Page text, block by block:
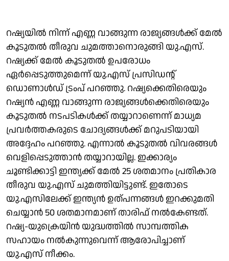
റഷ്യയില്‍ നിന്ന് എണ്ണ വാങ്ങുന്ന രാജ്യങ്ങള്‍ക്ക് മേല്‍
കൂടുതല്‍ തീരുവ ചുമത്താനൊരുങ്ങി യു.എസ്.
റഷ്യക്ക് മേല്‍ കൂടുതല്‍ ഉപരോധം
ഏര്‍പ്പെടുത്തുമെന്ന് യു.എസ് പ്രസിഡന്റ്
ഡൊണാള്‍ഡ് ട്രംപ് പറഞ്ഞു. റഷ്യക്കെതിരെയും
റഷ്യന്‍ എണ്ണ വാങ്ങുന്ന രാജ്യങ്ങള്‍ക്കെതിരെയും
കൂടുതല്‍ നടപടികള്‍ക്ക് തയ്യാറാണെന്ന് മാധ്യമ
പ്രവര്‍ത്തകരുടെ ചോദ്യങ്ങള്‍ക്ക് മറുപടിയായി
അദ്ദേഹം പറഞ്ഞു. എന്നാല്‍ കൂടുതല്‍ വിവരങ്ങള്‍
വെളിപ്പെടുത്താന്‍ തയ്യാറായില്ല. ഇക്കാര്യം
ചൂണ്ടിക്കാട്ടി ഇന്ത്യക്ക് മേല്‍ 25 ശതമാനം പ്രതികാര
തീരുവ യു.എസ് ചുമത്തിയിട്ടുണ്ട്. ഇതോടെ
യു.എസിലേക്ക് ഇന്ത്യന്‍ ഉത്പന്നങ്ങള്‍ ഇറക്കുമതി
ചെയ്യാന്‍ 50 ശതമാനമാണ് താരിഫ് നല്‍കേണ്ടത്.
റഷ്യ-യുക്രെയിന്‍ യുദ്ധത്തില്‍ സാമ്പത്തിക
സഹായം നല്‍കുന്നുവെന്ന് ആരോപിച്ചാണ്
യു.എസ് നീക്കം.